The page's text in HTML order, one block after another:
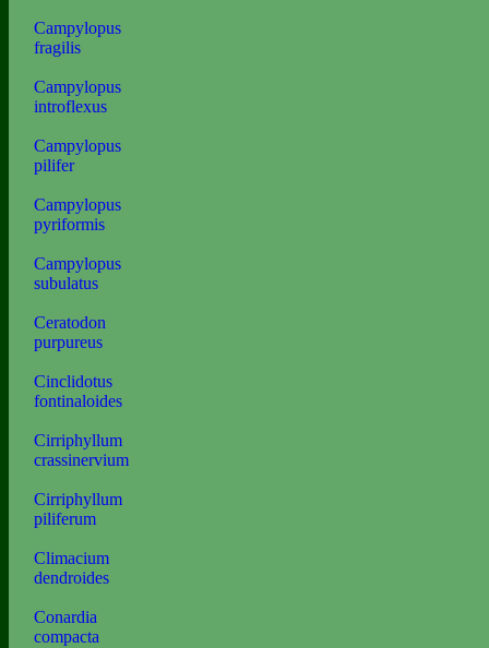
Campylopus
fragilis
Campylopus
introflexus
Campylopus
pilifer
Campylopus
pyriformis
Campylopus
subulatus
Ceratodon
purpureus
Cinclidotus
fontinaloides
Cirriphyllum
crassinervium
Cirriphyllum
piliferum
Climacium
dendroides
Conardia
compacta